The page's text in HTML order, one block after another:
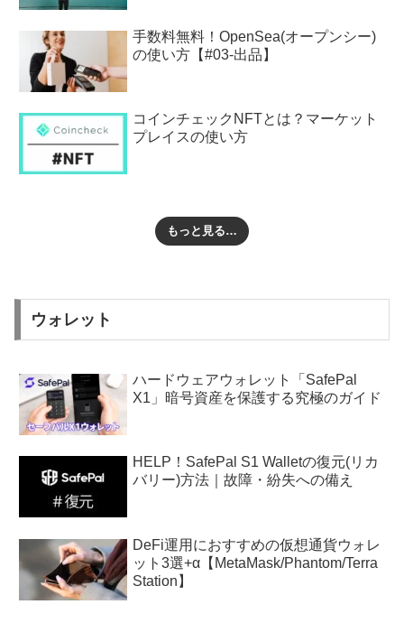
手数料無料！OpenSea(オープンシー)
の使い方【#03-出品】
コインチェックNFTとは？マーケット
プレイスの使い方
もっと見る…
ウォレット
ハードウェアウォレット「SafePal
X1」暗号資産を保護する究極のガイド
HELP！SafePal S1 Walletの復元(リカ
バリー)方法｜故障・紛失への備え
DeFi運用におすすめの仮想通貨ウォレ
ット3選+α【MetaMask/Phantom/Terra
Station】